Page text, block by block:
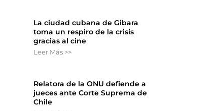
La ciudad cubana de Gibara
toma un respiro de la crisis
gracias al cine
Leer Más >>
Relatora de la ONU defiende a
jueces ante Corte Suprema de
Chile